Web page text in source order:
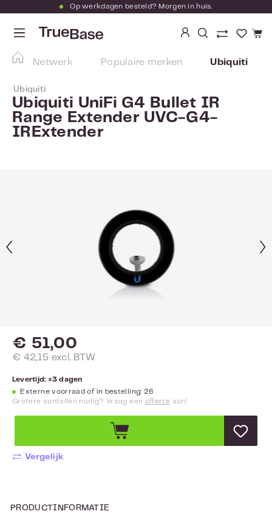
Ga naar de hoofdinhoud
Op werkdagen besteld? Morgen in huis.
Je
Netwerk Populaire merken Ubiquiti
Ubiquiti
Ubiquiti UniFi G4 Bullet IR
Range Extender UVC-G4-
IRExtender
€ 51,00
€ 42,15 excl. BTW
Levertijd: ±3 dagen
Externe voorraad of in bestelling: 26
Grotere aantallen nodig? Vraag een offerte aan!
Vergelijk
PRODUCTINFORMATIE